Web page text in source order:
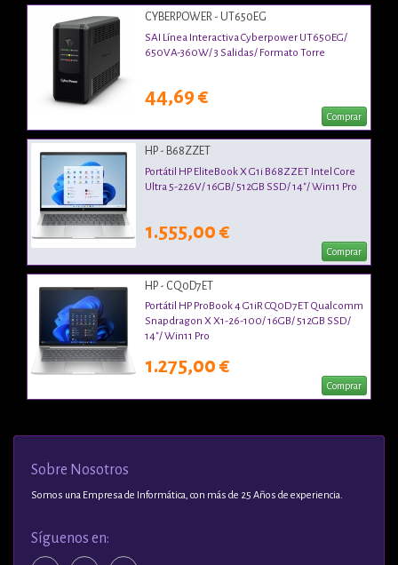
CYBERPOWER - UT650EG
SAI Línea Interactiva Cyberpower UT650EG/
650VA-360W/ 3 Salidas/ Formato Torre
44,69 €
Comprar
HP - B68ZZET
Portátil HP EliteBook X G1i B68ZZET Intel Core
Ultra 5-226V/ 16GB/ 512GB SSD/ 14"/ Win11 Pro
1.555,00 €
Comprar
HP - CQ0D7ET
Portátil HP ProBook 4 G1iR CQ0D7ET Qualcomm
Snapdragon X X1-26-100/ 16GB/ 512GB SSD/
14"/ Win11 Pro
1.275,00 €
Comprar
Sobre Nosotros
Somos una Empresa de Informática, con más de 25 Años de experiencia.
Síguenos en: